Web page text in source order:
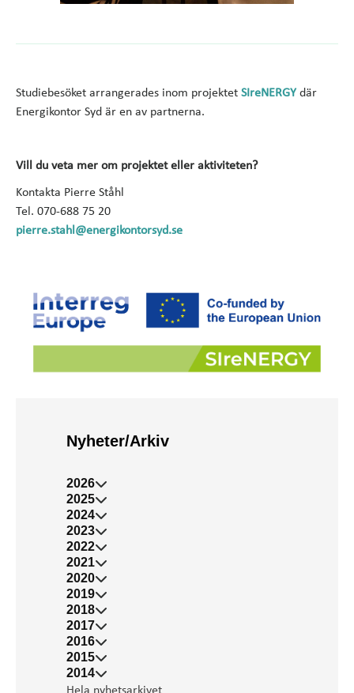
Studiebesöket arrangerades inom projektet SIreNERGY där
Energikontor Syd är en av partnerna.
Vill du veta mer om projektet eller aktiviteten?
Kontakta Pierre Ståhl
Tel. 070-688 75 20
pierre.stahl@energikontorsyd.se
Nyheter/Arkiv
2026
2025
2024
2023
2022
2021
2020
2019
2018
2017
2016
2015
2014